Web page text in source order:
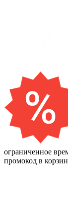
ограниченное
промокод в